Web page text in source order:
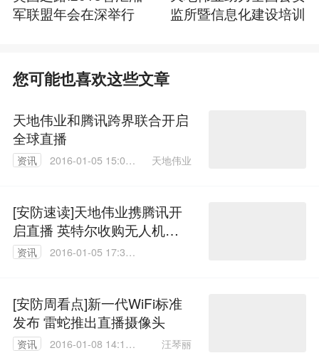
军联盟年会在深举行
监所暨信息化建设培训
您可能也喜欢这些文章
天地伟业和腾讯跨界联合开启
全球直播
资讯
2016-01-05 15:00:
天地伟业
[安防速读]天地伟业携腾讯开
启直播 英特尔收购无人机企
业
资讯
2016-01-05 17:30:
[安防周看点]新一代WiFi标准
发布 雷蛇推出直播摄像头
资讯
2016-01-08 14:10:
汪琴丽